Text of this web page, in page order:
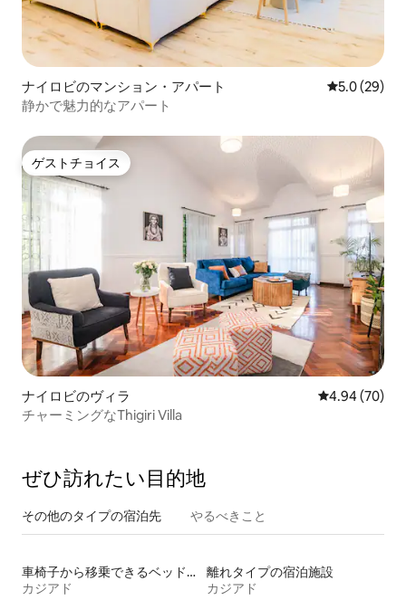
ナイロビのマンション・アパート レビュー29
5.0 (29)
静かで魅力的なアパート
ゲストチョイス
ゲストチョイス
ナイロビのヴィラ レビュー70
4.94 (70)
チャーミングなThigiri Villa
ぜひ訪⁠れ⁠た⁠い目⁠的⁠地
その他のタ⁠イ⁠プ⁠の宿⁠泊⁠先 やるべきこと
車椅子から移乗できるベッドがある宿泊施設
カジアド
離れタイプの宿泊施設
カジアド